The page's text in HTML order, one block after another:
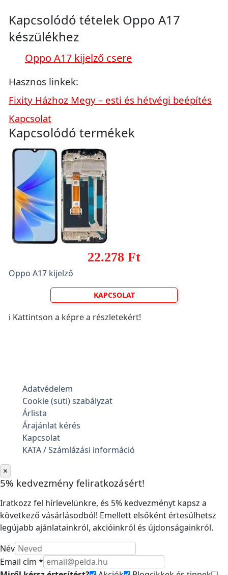
Kapcsolódó tételek Oppo A17
készülékhez
Oppo A17 kijelző csere
Hasznos linkek:
Fixity Házhoz Megy – esti és hétvégi beépítés
Kapcsolat
Kapcsolódó termékek
22.278 Ft
Oppo A17 kijelző
KAPCSOLAT
ℹ️ Kattintson a képre a részletekért!
Adatvédelem
Cookie (süti) szabályzat
Árlista
Árajánlat kérés
Kapcsolat
KATA / Számlázási információ
×
5% kedvezmény feliratkozásért!
Iratkozz fel hírlevelünkre, és 5% kedvezményt kapsz a
következő vásárlásodból! Emellett elsőként értesülhetsz
legújabb ajánlatainkról, akcióinkról és újdonságainkról.
Név
Email cím *